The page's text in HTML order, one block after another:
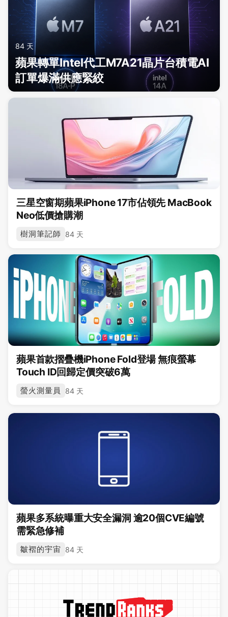
84 天
蘋果轉單Intel代工M7A21晶片台積電AI
訂單爆滿供應緊絞
三星空窗期蘋果iPhone 17市佔領先 MacBook
Neo低價搶購潮
樹洞筆記師 84 天
蘋果首款摺疊機iPhone Fold登場 無痕螢幕
Touch ID回歸定價突破6萬
螢火測量員 84 天
蘋果多系統曝重大安全漏洞 逾20個CVE編號
需緊急修補
皺褶的宇宙 84 天